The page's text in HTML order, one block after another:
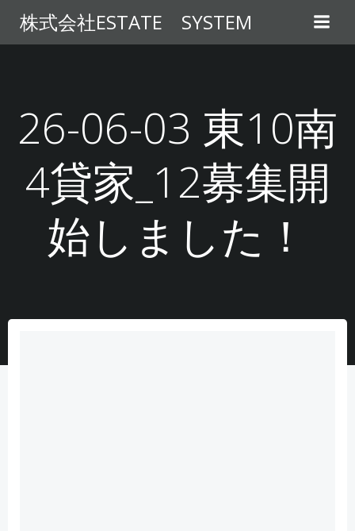
ン
テ
ス
キ
株式会社ESTATE SYSTEM
26-06-03 東10南
4貸家_12募集開
始しました！